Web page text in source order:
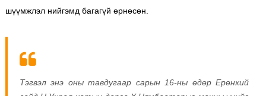
шүүмжлэл нийгэмд багагүй өрнөсөн.
Тэгвэл энэ оны тавдугаар сарын 16-ны өдөр Ерөнхий